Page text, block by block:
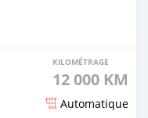
KILOMÉTRAGE
12 000 KM
Automatique